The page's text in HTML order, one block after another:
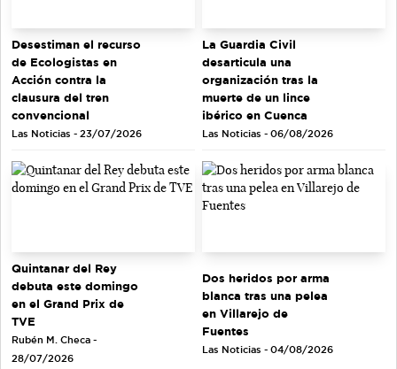
Desestiman el recurso
de Ecologistas en
Acción contra la
clausura del tren
convencional
Las Noticias - 23/07/2026
La Guardia Civil
desarticula una
organización tras la
muerte de un lince
ibérico en Cuenca
Las Noticias - 06/08/2026
Quintanar del Rey
debuta este domingo
en el Grand Prix de
TVE
Rubén M. Checa -
28/07/2026
Dos heridos por arma
blanca tras una pelea
en Villarejo de
Fuentes
Las Noticias - 04/08/2026